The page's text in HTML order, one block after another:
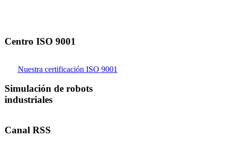
Centro ISO 9001
Nuestra certificación ISO 9001
Simulación de robots
industriales
Canal RSS